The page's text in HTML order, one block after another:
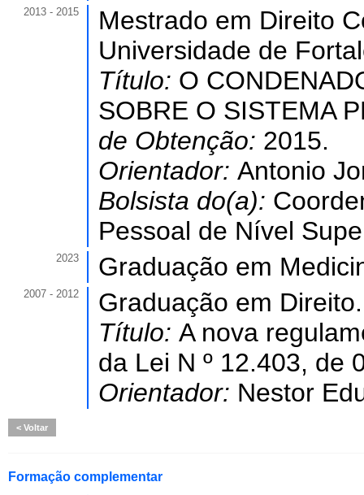
2013 - 2015
Mestrado em Direito
Universidade de
Título: O
SOBRE O SISTEMA
de Obtenção: 2015.
Orientador: Antonio
Bolsista do(a):
Pessoal de Nível
2023 Graduação em
2007 - 2012
Graduação em Direito.
Título: A nova
da Lei N º 12.403, de
Orientador: Nestor
Voltar
Formação complementar